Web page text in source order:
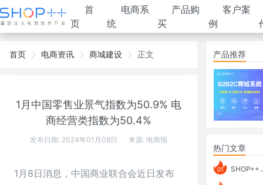
首
页
电商系
统
产品购
买
客户案
例
首页 电商资讯 商城建设 正文
1月中国零售业景气指数为50.9% 电
商经营类指数为50.4%
发布日期: 2024年01月08日 来源: 电商报
1月8日消息，中国商业联合会近日发布
产品推荐
热门文章
01 SHOP++ B2B2C V9.1 全新发布 新亮点